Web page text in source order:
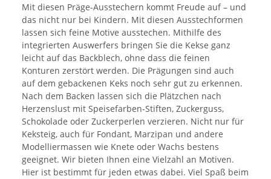
Mit diesen Präge-Ausstechern kommt Freude auf – und
das nicht nur bei Kindern. Mit diesen Ausstechformen
lassen sich feine Motive ausstechen. Mithilfe des
integrierten Auswerfers bringen Sie die Kekse ganz
leicht auf das Backblech, ohne dass die feinen
Konturen zerstört werden. Die Prägungen sind auch
auf dem gebackenen Keks noch sehr gut zu erkennen.
Nach dem Backen lassen sich die Plätzchen nach
Herzenslust mit Speisefarben-Stiften, Zuckerguss,
Schokolade oder Zuckerperlen verzieren. Nicht nur für
Keksteig, auch für Fondant, Marzipan und andere
Modelliermassen wie Knete oder Wachs bestens
geeignet. Wir bieten Ihnen eine Vielzahl an Motiven.
Hier ist bestimmt für jeden etwas dabei. Viel Spaß beim